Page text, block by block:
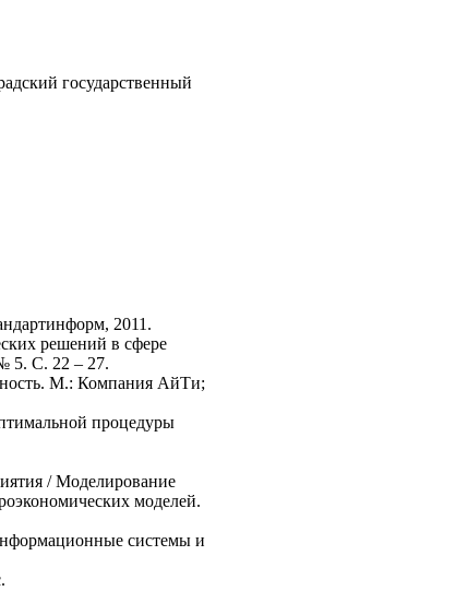
государственный
2011.
решений в сфере
5. С. 22 – 27.
М.: Компания АйТи;
процедуры
/ Моделирование
моделей.
системы и